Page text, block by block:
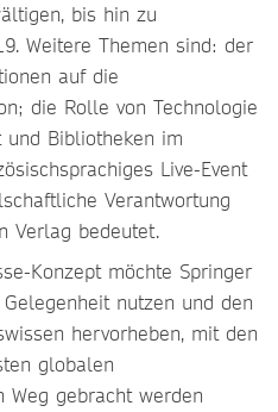
bis hin zu
Weitere Themen sind: der
auf die
die Rolle von Technologie
Bibliotheken im
Live-Event
Verantwortung
Verlag bedeutet.
Konzept möchte Springer
nutzen und den
hervorheben, mit den
globalen
Weg gebracht werden